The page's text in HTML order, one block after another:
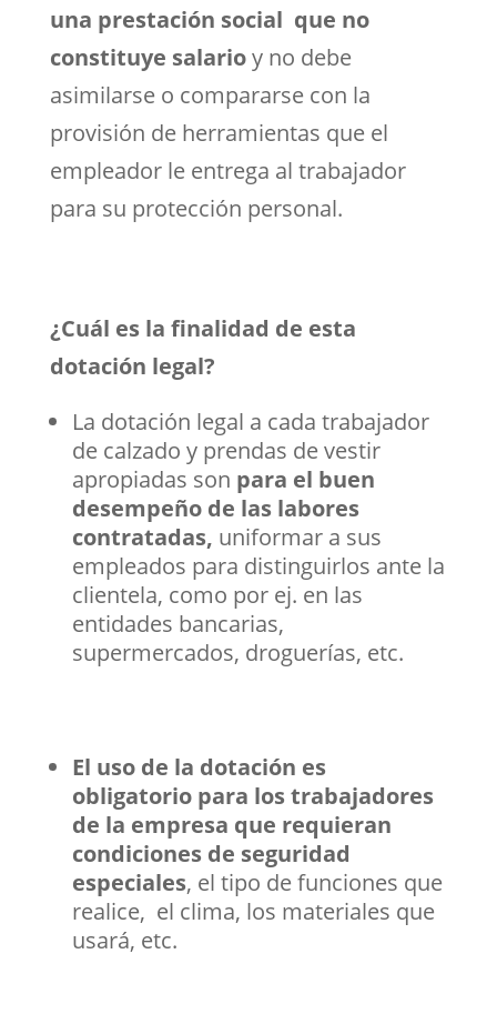
una prestación social que no
constituye salarioy no debe
asimilarse o compararse con la
provisión de herramientas que el
empleador le entrega al trabajador
para su protección personal.
¿Cuál es la finalidad de esta
dotación legal?
La dotación legal a cada trabajador
de calzado y prendas de vestir
apropiadas son para el buen
desempeño de las labores
contratadas, uniformar a sus
empleados para distinguirlos ante la
clientela, como por ej. en las
entidades bancarias,
supermercados, droguerías, etc.
El uso de la dotación es
obligatorio para los trabajadores
de la empresa que requieran
condiciones de seguridad
especiales, el tipo de funciones que
realice, el clima, los materiales que
usará, etc.